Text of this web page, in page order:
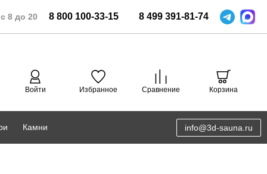
8 до 20 8 800 100-33-15 8 499 391-81-74
Войти Избранное Сравнение Корзина
Камни info@3d-sauna.ru